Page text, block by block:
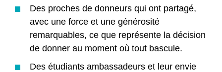
Des proches de donneurs qui ont partagé,
avec une force et une générosité
remarquables, ce que représente la décision
de donner au moment où tout bascule.
Des étudiants ambassadeurs et leur envie